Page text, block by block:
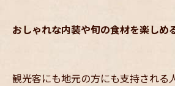
おしゃれな内装や旬の食材を楽しめ
観光客にも地元の方にも支持される